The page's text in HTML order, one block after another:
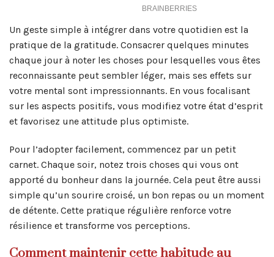
Un geste simple à intégrer dans votre quotidien est la
pratique de la gratitude. Consacrer quelques minutes
chaque jour à noter les choses pour lesquelles vous êtes
reconnaissante peut sembler léger, mais ses effets sur
votre mental sont impressionnants. En vous focalisant
sur les aspects positifs, vous modifiez votre état d’esprit
et favorisez une attitude plus optimiste.
Pour l’adopter facilement, commencez par un petit
carnet. Chaque soir, notez trois choses qui vous ont
apporté du bonheur dans la journée. Cela peut être aussi
simple qu’un sourire croisé, un bon repas ou un moment
de détente. Cette pratique régulière renforce votre
résilience et transforme vos perceptions.
Comment maintenir cette habitude au